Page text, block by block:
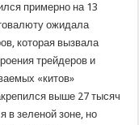
примерно на 13
ожидала
которая вызвала
трейдеров и
«китов»
выше 27 тысяч
в зеленой зоне, но